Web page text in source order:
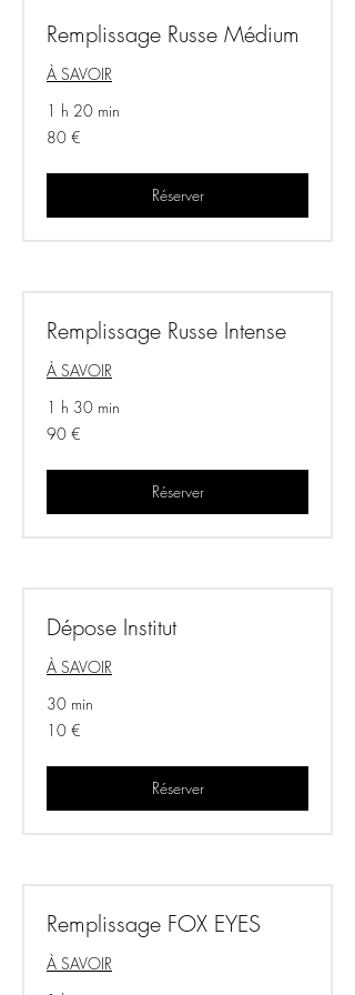
Remplissage Russe Médium
À SAVOIR
1 h 20 min
80
euros
80 €
Réserver
Remplissage Russe Intense
À SAVOIR
1 h 30 min
90
euros
90 €
Réserver
Dépose Institut
À SAVOIR
30 min
10
euros
10 €
Réserver
Remplissage FOX EYES
À SAVOIR